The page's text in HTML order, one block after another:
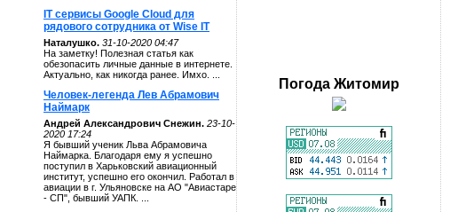
IT сервисы Google Cloud для
рядового сотрудника от Wise IT
Наталушко. 31-10-2020 04:47
На заметку! Полезная статья как
обезопасить личные данные в интернете.
Актуально, как никогда ранее. Имхо. ...
Человек-легенда Лев Абрамович
Наймарк
Андрей Александрович Снежин. 23-10-
2020 17:24
Я бывший ученик Льва Абрамовича
Наймарка. Благодаря ему я успешно
поступил в Харьковский авиационный
институт, успешно его окончил. Работал в
авиации в г. Ульяновске на АО "Авиастаре
- СП", бывший УАПК. ...
Погода Житомир